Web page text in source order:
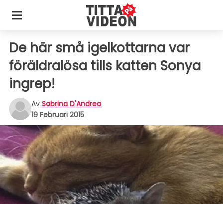
De här små igelkottarna var
föräldralösa tills katten Sonya
ingrep!
Av Sabrina D'Andrea
19 Februari 2015